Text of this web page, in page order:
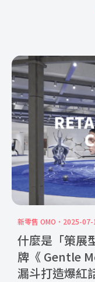
新零售 OMO 2025-07-
什麼是「策展
牌《 Gentle
漏斗打造爆紅